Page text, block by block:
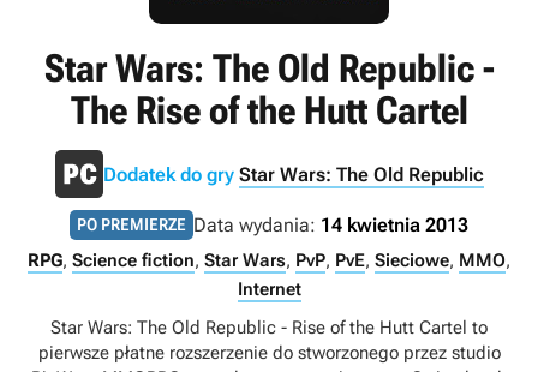
Star Wars: The Old Republic -
The Rise of the Hutt Cartel
Dodatek do gry Star Wars: The Old Republic
PO PREMIERZE Data wydania: 14 kwietnia 2013
RPG, Science fiction, Star Wars, PvP, PvE, Sieciowe, MMO,
Internet
Star Wars: The Old Republic - Rise of the Hutt Cartel to
pierwsze płatne rozszerzenie do stworzonego przez studio